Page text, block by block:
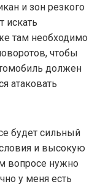
и зон резкого
искать
там необходимо
чтобы
должен
атаковать
будет сильный
и высокую
вопросе нужно
у меня есть